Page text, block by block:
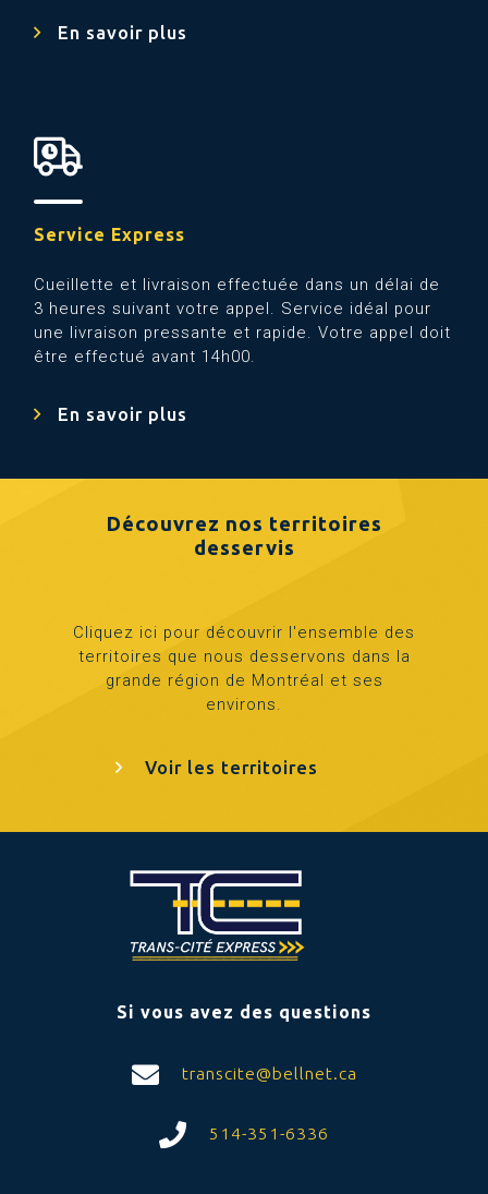
En savoir plus
Service Express
Cueillette et livraison effectuée dans un délai de
3 heures suivant votre appel. Service idéal pour
une livraison pressante et rapide. Votre appel doit
être effectué avant 14h00.
En savoir plus
Découvrez nos territoires
desservis
Cliquez ici pour découvrir l'ensemble des
territoires que nous desservons dans la
grande région de Montréal et ses
environs.
Voir les territoires
Si vous avez des questions
transcite@bellnet.ca
514-351-6336